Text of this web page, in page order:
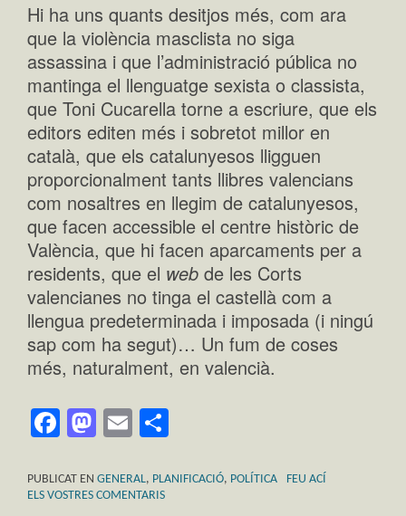
Hi ha uns quants desitjos més, com ara
que la violència masclista no siga
assassina i que l’administració pública no
mantinga el llenguatge sexista o classista,
que Toni Cucarella torne a escriure, que els
editors editen més i sobretot millor en
català, que els catalunyesos lligguen
proporcionalment tants llibres valencians
com nosaltres en llegim de catalunyesos,
que facen accessible el centre històric de
València, que hi facen aparcaments per a
residents, que el web de les Corts
valencianes no tinga el castellà com a
llengua predeterminada i imposada (i ningú
sap com ha segut)… Un fum de coses
més, naturalment, en valencià.
Facebook
Mastodon
Email
PUBLICAT EN GENERAL, PLANIFICACIÓ, POLÍTICA
FEU ACÍ
ELS VOSTRES COMENTARIS